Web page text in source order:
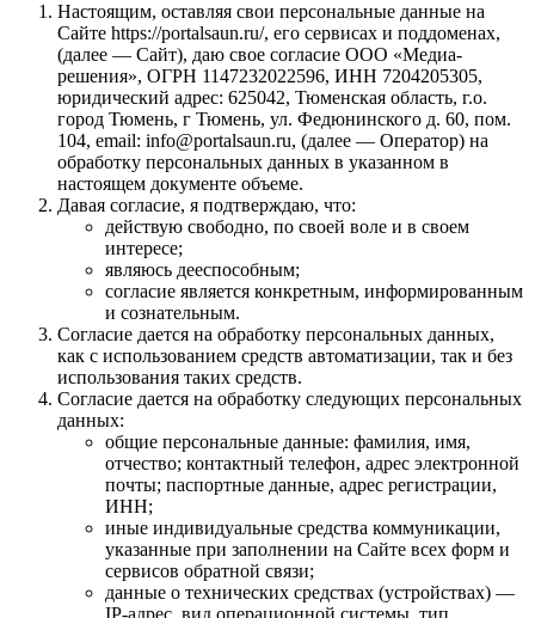
Настоящим, оставляя свои персональные данные на
Сайте https://portalsaun.ru/, его сервисах и поддоменах,
(далее — Сайт), даю свое согласие ООО «Медиа-
решения», ОГРН 1147232022596, ИНН 7204205305,
юридический адрес: 625042, Тюменская область, г.о.
город Тюмень, г Тюмень, ул. Федюнинского д. 60, пом.
104, email: info@portalsaun.ru, (далее — Оператор) на
обработку персональных данных в указанном в
настоящем документе объеме.
Давая согласие, я подтверждаю, что:
действую свободно, по своей воле и в своем
интересе;
являюсь дееспособным;
согласие является конкретным, информированным
и сознательным.
Согласие дается на обработку персональных данных,
как с использованием средств автоматизации, так и без
использования таких средств.
Согласие дается на обработку следующих персональных
данных:
общие персональные данные: фамилия, имя,
отчество; контактный телефон, адрес электронной
почты; паспортные данные, адрес регистрации,
ИНН;
иные индивидуальные средства коммуникации,
указанные при заполнении на Сайте всех форм и
сервисов обратной связи;
данные о технических средствах (устройствах) —
IP-адрес, вид операционной системы, тип